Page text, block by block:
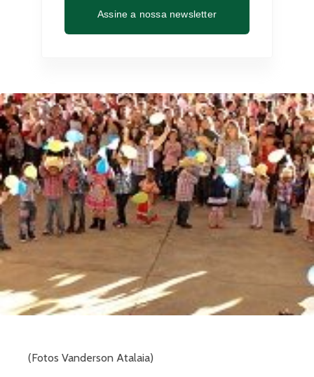
(Fotos Vanderson Atalaia)
Assine a nossa newsletter